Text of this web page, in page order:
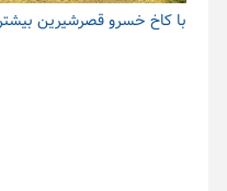
با کاخ خسرو قصرشیرین